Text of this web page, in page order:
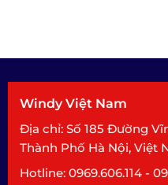
Windy Việt Nam
Địa chỉ: Số 185 Đường
Thành Phố Hà Nội, Việt
Hotline: 0969.606.114 -